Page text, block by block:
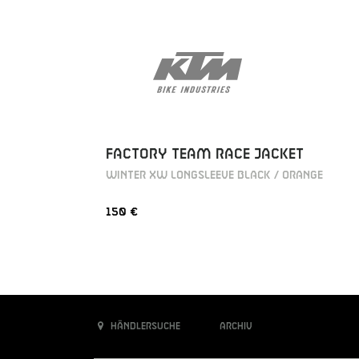
FACTORY TEAM RACE JACKET
WINTER XW LONGSLEEVE BLACK / ORANGE
150 €
Händlersuche Archiv